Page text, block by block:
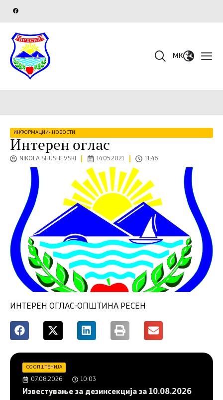
MK
ИНФОРМАЦИИ• НОВОСТИ
Интерен оглас
NIKOLA SHUSHEVSKI 14.05.2021 11:46
ИНТЕРЕН ОГЛАС-ОПШТИНА РЕСЕН
СООПШТЕНИЈА
07.08.2026 10:03
Известување за дезинсекција за 10.08.2026